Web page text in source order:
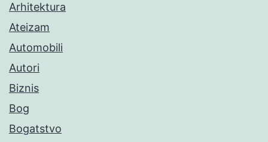
Arhitektura
Ateizam
Automobili
Autori
Biznis
Bog
Bogatstvo